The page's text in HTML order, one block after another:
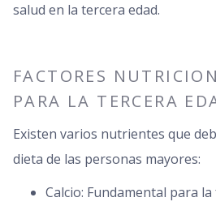
salud en la tercera edad.
FACTORES
PARA LA TERCERA
Existen varios nutrientes que
dieta de las personas mayores:
Calcio: Fundamental para